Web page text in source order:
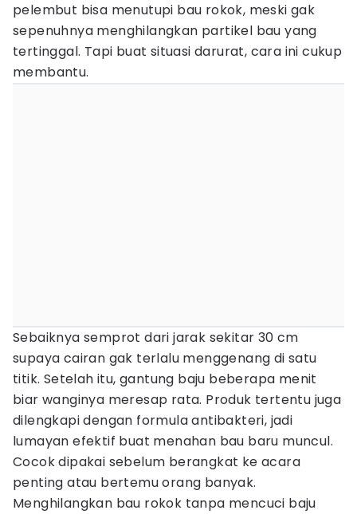
pelembut bisa menutupi bau rokok, meski gak
sepenuhnya menghilangkan partikel bau yang
tertinggal. Tapi buat situasi darurat, cara ini cukup
membantu.
Sebaiknya semprot dari jarak sekitar 30 cm
supaya cairan gak terlalu menggenang di satu
titik. Setelah itu, gantung baju beberapa menit
biar wanginya meresap rata. Produk tertentu juga
dilengkapi dengan formula antibakteri, jadi
lumayan efektif buat menahan bau baru muncul.
Cocok dipakai sebelum berangkat ke acara
penting atau bertemu orang banyak.
Menghilangkan bau rokok tanpa mencuci baju